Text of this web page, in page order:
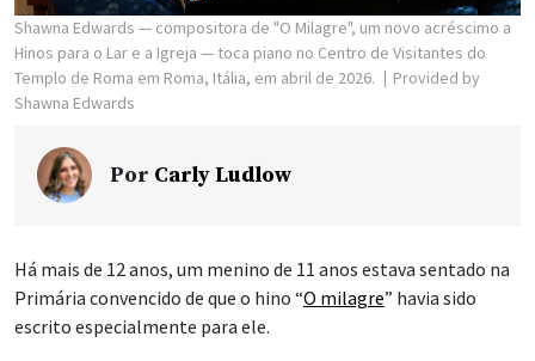
Shawna Edwards — compositora de "O Milagre", um novo acréscimo a
Hinos para o Lar e a Igreja — toca piano no Centro de Visitantes do
Templo de Roma em Roma, Itália, em abril de 2026.
Provided by
Shawna Edwards
Por Carly Ludlow
Há mais de 12 anos, um menino de 11 anos estava sentado na
Primária convencido de que o hino “O milagre” havia sido
escrito especialmente para ele.